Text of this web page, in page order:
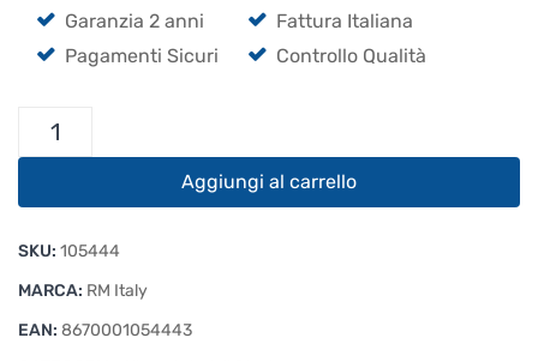
Garanzia 2 anni
Fattura Italiana
Pagamenti Sicuri
Controllo Qualità
1050S
Switching
55
quantità
Aggiungi al carrello
SKU: 105444
MARCA: RM Italy
EAN: 8670001054443